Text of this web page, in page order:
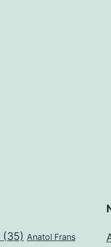
(35) Anatol Frans